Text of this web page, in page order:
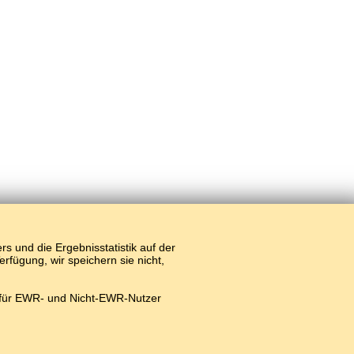
und die Ergebnisstatistik auf der
wir speichern sie nicht,
EWR- und Nicht-EWR-Nutzer